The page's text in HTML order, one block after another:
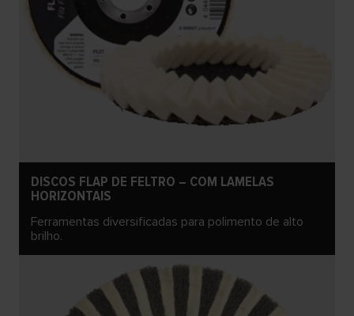
DISCOS FLAP DE FELTRO – COM LAMELAS
HORIZONTAIS
Ferramentas diversificadas para polimento de alto
brilho.